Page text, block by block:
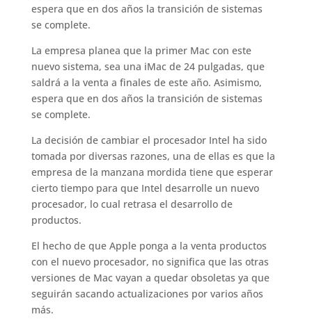
espera que en dos años la transición de sistemas
se complete.
La empresa planea que la primer Mac con este
nuevo sistema, sea una iMac de 24 pulgadas, que
saldrá a la venta a finales de este año. Asimismo,
espera que en dos años la transición de sistemas
se complete.
La decisión de cambiar el procesador Intel ha sido
tomada por diversas razones, una de ellas es que la
empresa de la manzana mordida tiene que esperar
cierto tiempo para que Intel desarrolle un nuevo
procesador, lo cual retrasa el desarrollo de
productos.
El hecho de que Apple ponga a la venta productos
con el nuevo procesador, no significa que las otras
versiones de Mac vayan a quedar obsoletas ya que
seguirán sacando actualizaciones por varios años
más.